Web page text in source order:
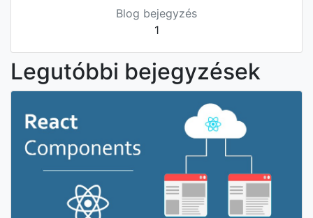
Blog bejegyzés
1
Legutóbbi bejegyzések